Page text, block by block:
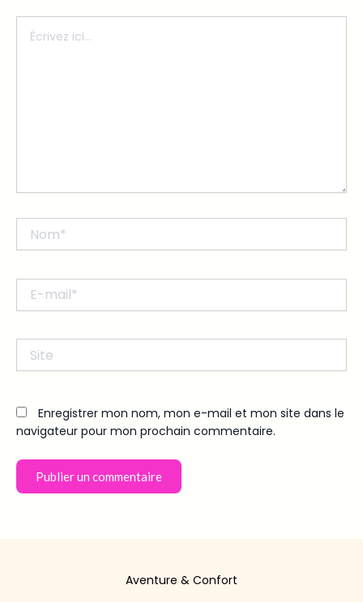
ici…
mail*
Enregistrer mon nom, mon e-mail et mon site dans le
navigateur pour mon prochain commentaire.
Aventure & Confort